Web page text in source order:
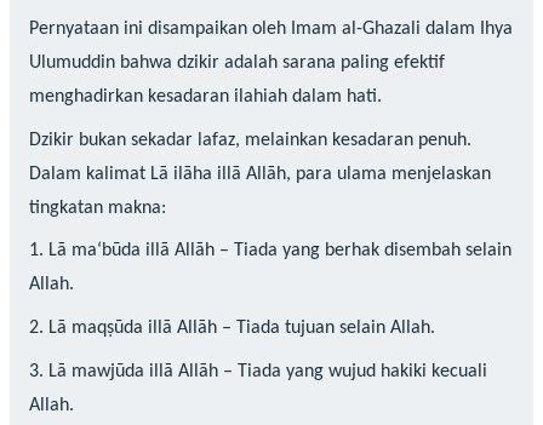
Pernyataan ini disampaikan oleh Imam al-Ghazali dalam Ihya
Ulumuddin bahwa dzikir adalah sarana paling efektif
menghadirkan kesadaran ilahiah dalam hati.
Dzikir bukan sekadar lafaz, melainkan kesadaran penuh.
Dalam kalimat Lā ilāha illā Allāh, para ulama menjelaskan
tingkatan makna:
1. Lā ma‘būda illā Allāh – Tiada yang berhak disembah selain
Allah.
2. Lā maqṣūda illā Allāh – Tiada tujuan selain Allah.
3. Lā mawjūda illā Allāh – Tiada yang wujud hakiki kecuali
Allah.